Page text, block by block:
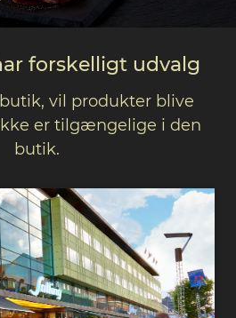
forskelligt udvalg
vil produkter blive
er tilgængelige i den
butik.